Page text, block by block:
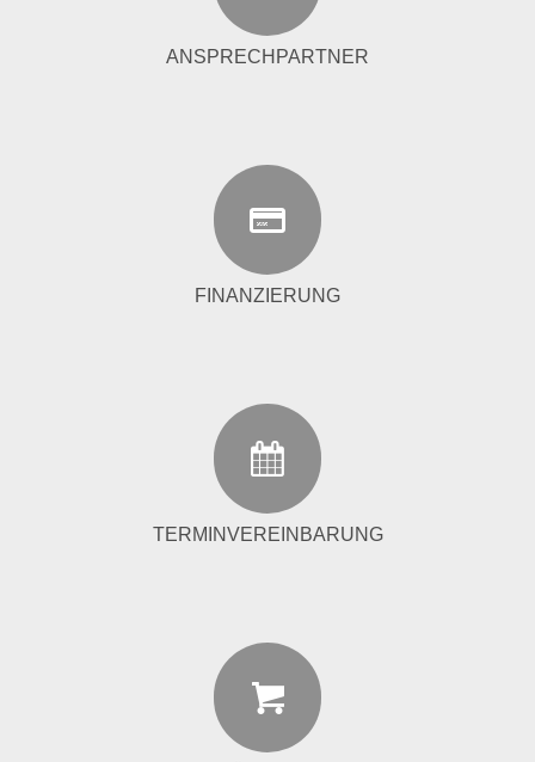
ANSPRECHPARTNER
FINANZIERUNG
TERMINVEREINBARUNG